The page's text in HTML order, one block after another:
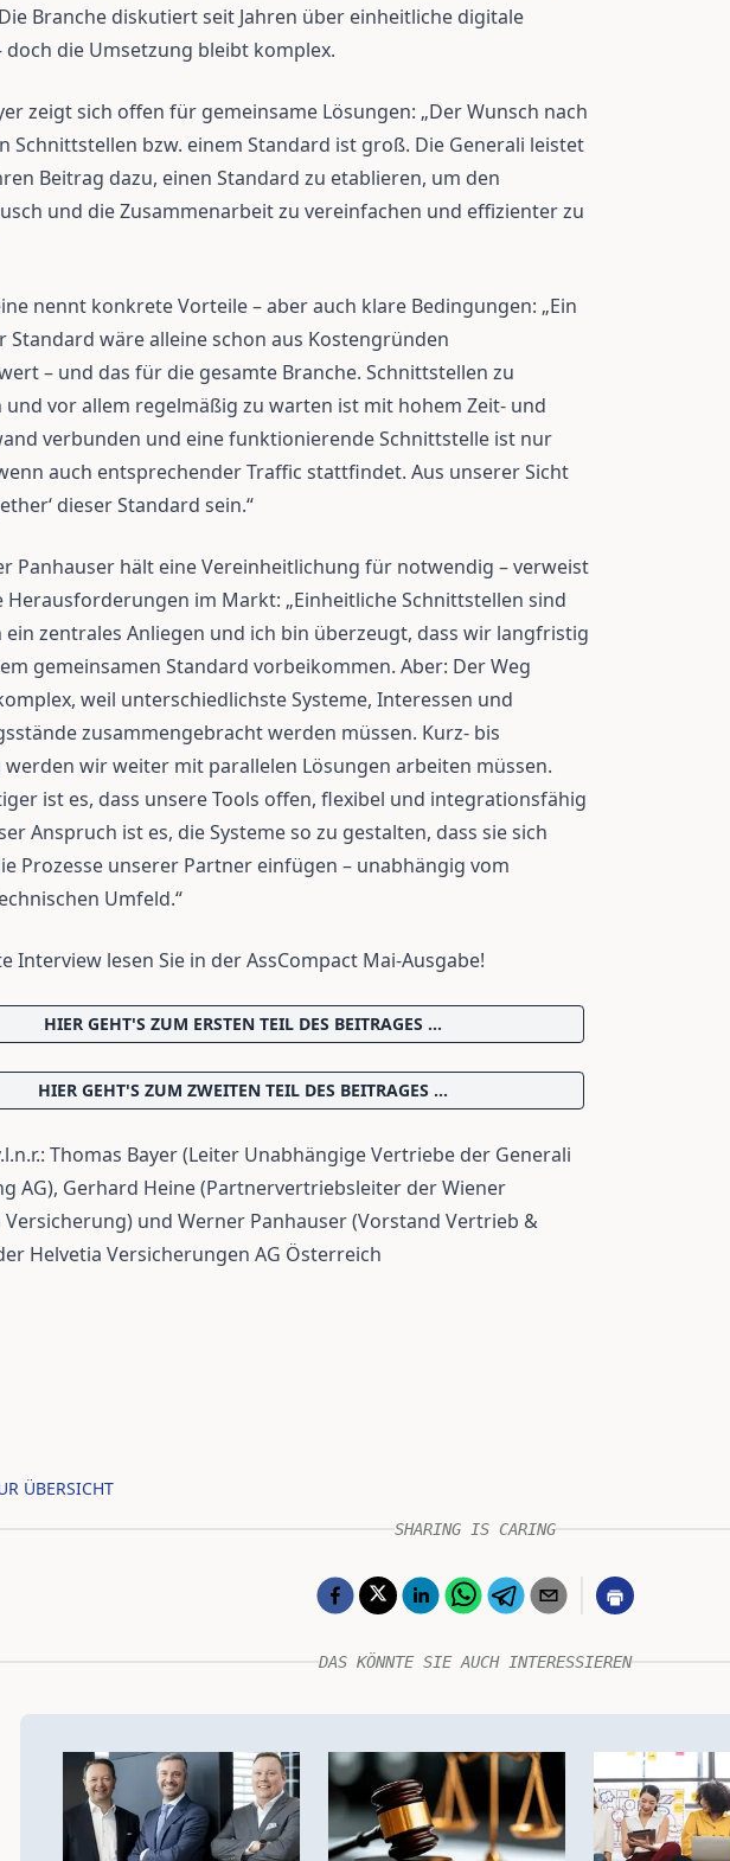
Branche diskutiert seit Jahren über einheitliche digitale
doch die Umsetzung bleibt komplex.
zeigt sich offen für gemeinsame Lösungen: „Der Wunsch nach
Schnittstellen bzw. einem Standard ist groß. Die Generali leistet
Beitrag dazu, einen Standard zu etablieren, um den
und die Zusammenarbeit zu vereinfachen und effizienter zu
nennt konkrete Vorteile – aber auch klare Bedingungen: „Ein
Standard wäre alleine schon aus Kostengründen
– und das für die gesamte Branche. Schnittstellen zu
und vor allem regelmäßig zu warten ist mit hohem Zeit- und
verbunden und eine funktionierende Schnittstelle ist nur
auch entsprechender Traffic stattfindet. Aus unserer Sicht
dieser Standard sein.“
Panhauser hält eine Vereinheitlichung für notwendig – verweist
Herausforderungen im Markt: „Einheitliche Schnittstellen sind
ein zentrales Anliegen und ich bin überzeugt, dass wir langfristig
gemeinsamen Standard vorbeikommen. Aber: Der Weg
weil unterschiedlichste Systeme, Interessen und
zusammengebracht werden müssen. Kurz- bis
wir weiter mit parallelen Lösungen arbeiten müssen.
ist es, dass unsere Tools offen, flexibel und integrationsfähig
Anspruch ist es, die Systeme so zu gestalten, dass sie sich
Prozesse unserer Partner einfügen – unabhängig vom
Umfeld.“
Interview lesen Sie in der AssCompact Mai-Ausgabe!
HIER GEHT'S ZUM ERSTEN TEIL DES BEITRAGES ...
HIER GEHT'S ZUM ZWEITEN TEIL DES BEITRAGES ...
Thomas Bayer (Leiter Unabhängige Vertriebe der Generali
AG), Gerhard Heine (Partnervertriebsleiter der Wiener
Versicherung) und Werner Panhauser (Vorstand Vertrieb &
Helvetia Versicherungen AG Österreich
ÜBERSICHT
SHARING IS CARING
DAS KÖNNTE SIE AUCH INTERESSIEREN